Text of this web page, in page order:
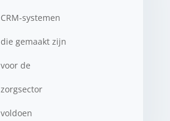
CRM-systemen
die gemaakt zijn
voor de
zorgsector
voldoen